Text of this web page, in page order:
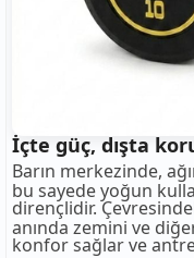
İçte güç, dışta
Barın merkezinde,
bu sayede yoğun
dirençlidir.
anında zemini ve
konfor sağlar ve